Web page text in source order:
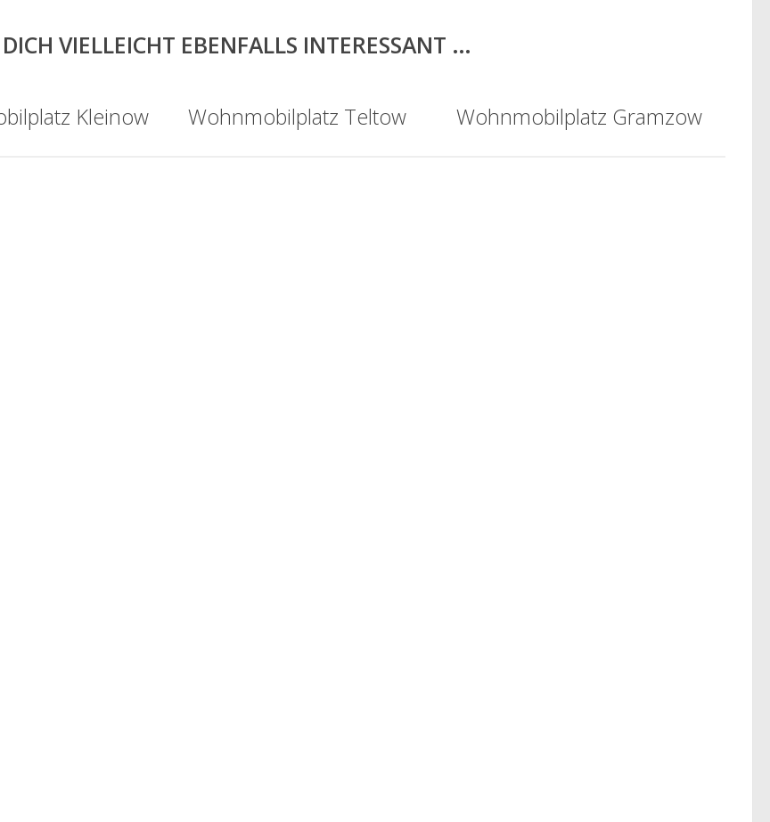
VIELLEICHT EBENFALLS INTERESSANT …
Kleinow Wohnmobilplatz Teltow Wohnmobilplatz Gramzow